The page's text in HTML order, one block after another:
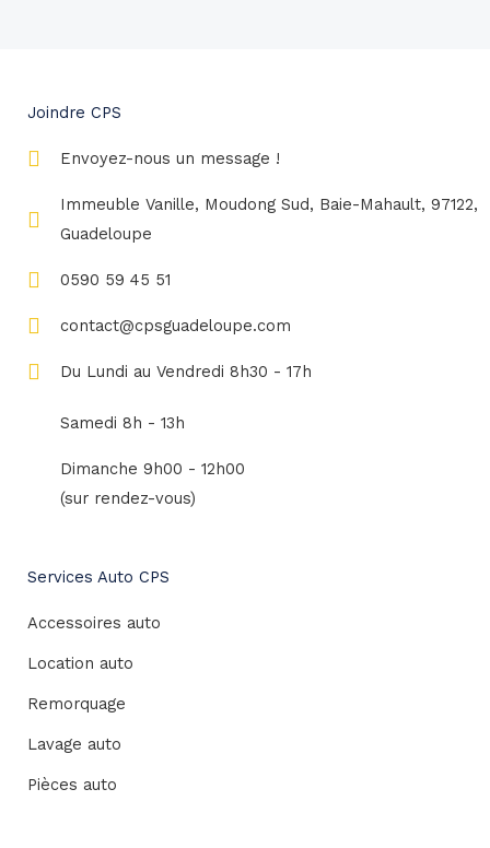
Services Auto CPS
Accessoires auto
Location auto
Remorquage
Lavage auto
Pièces auto
Joindre CPS
Envoyez-nous un message !
Immeuble Vanille, Moudong Sud, Baie-Mahault, 97122,
Guadeloupe
0590 59 45 51
contact@cpsguadeloupe.com
Du Lundi au Vendredi 8h30 - 17h
Samedi 8h - 13h
Dimanche 9h00 - 12h00
(sur rendez-vous)